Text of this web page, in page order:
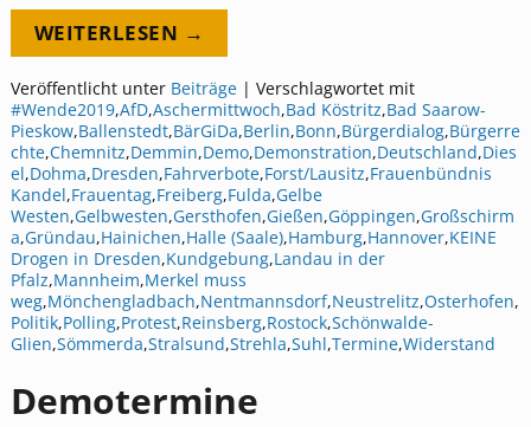
WEITERLESEN →
Veröffentlicht unter Beiträge| Verschlagwortet mit
#Wende2019,AfD,Aschermittwoch,Bad Köstritz,Bad Saarow-
Pieskow,Ballenstedt,BärGiDa,Berlin,Bonn,Bürgerdialog,Bürgerre
chte,Chemnitz,Demmin,Demo,Demonstration,Deutschland,Dies
el,Dohma,Dresden,Fahrverbote,Forst/Lausitz,Frauenbündnis
Kandel,Frauentag,Freiberg,Fulda,Gelbe
Westen,Gelbwesten,Gersthofen,Gießen,Göppingen,Großschirm
a,Gründau,Hainichen,Halle (Saale),Hamburg,Hannover,KEINE
Drogen in Dresden,Kundgebung,Landau in der
Pfalz,Mannheim,Merkel muss
weg,Mönchengladbach,Nentmannsdorf,Neustrelitz,Osterhofen,
Politik,Polling,Protest,Reinsberg,Rostock,Schönwalde-
Glien,Sömmerda,Stralsund,Strehla,Suhl,Termine,Widerstand
Demotermine